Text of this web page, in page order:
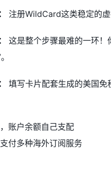
注册WildCard这类稳定的
这是整个步骤最难的一环！
填写卡片配套生成的美国免
账户余额自己支配
付多种海外订阅服务